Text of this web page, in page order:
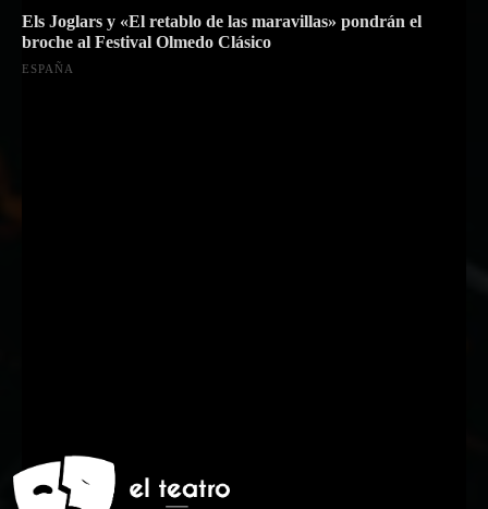
Els Joglars y «El retablo de las maravillas» pondrán el
broche al Festival Olmedo Clásico
ESPAÑA